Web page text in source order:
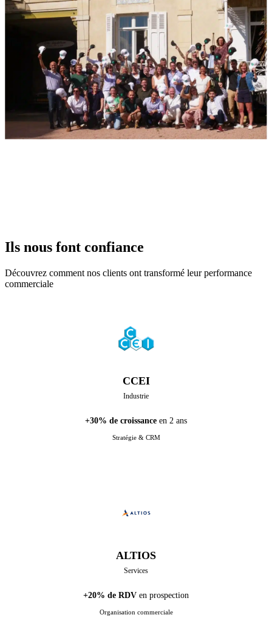
Ils nous font confiance
Découvrez comment nos clients ont transformé leur performance
commerciale
CCEI
Industrie
+30% de croissance en 2 ans
Stratégie & CRM
ALTIOS
Services
+20% de RDV en prospection
Organisation commerciale